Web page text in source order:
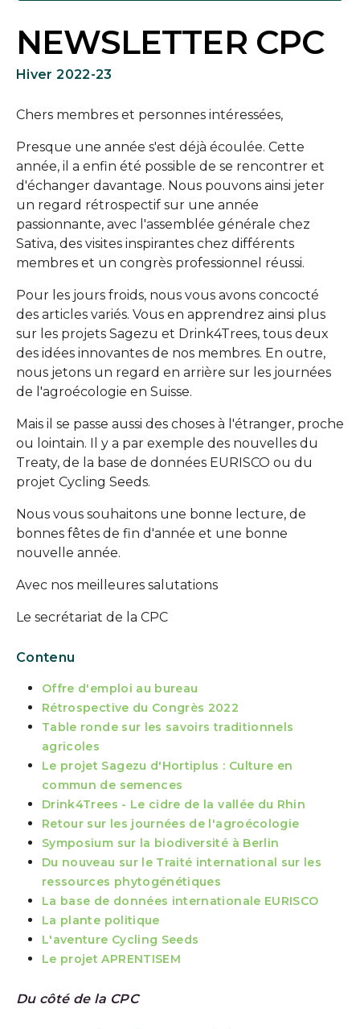
NEWSLETTER CPC
Hiver 2022-23
Chers membres et personnes intéressées,
Presque une année s'est déjà écoulée. Cette
année, il a enfin été possible de se rencontrer et
d'échanger davantage. Nous pouvons ainsi jeter
un regard rétrospectif sur une année
passionnante, avec l'assemblée générale chez
Sativa, des visites inspirantes chez différents
membres et un congrès professionnel réussi.
Pour les jours froids, nous vous avons concocté
des articles variés. Vous en apprendrez ainsi plus
sur les projets Sagezu et Drink4Trees, tous deux
des idées innovantes de nos membres. En outre,
nous jetons un regard en arrière sur les journées
de l'agroécologie en Suisse.
Mais il se passe aussi des choses à l'étranger, proche
ou lointain. Il y a par exemple des nouvelles du
Treaty, de la base de données EURISCO ou du
projet Cycling Seeds.
Nous vous souhaitons une bonne lecture, de
bonnes fêtes de fin d'année et une bonne
nouvelle année.
Avec nos meilleures salutations
Le secrétariat de la CPC
Contenu
Offre d'emploi au bureau
Rétrospective du Congrès 2022
Table ronde sur les savoirs traditionnels
agricoles
Le projet Sagezu d'Hortiplus : Culture en
commun de semences
Drink4Trees - Le cidre de la vallée du Rhin
Retour sur les journées de l'agroécologie
Symposium sur la biodiversité à Berlin
Du nouveau sur le Traité international sur les
ressources phytogénétiques
La base de données internationale EURISCO
La plante politique
L'aventure Cycling Seeds
Le projet APRENTISEM
Du côté de la CPC